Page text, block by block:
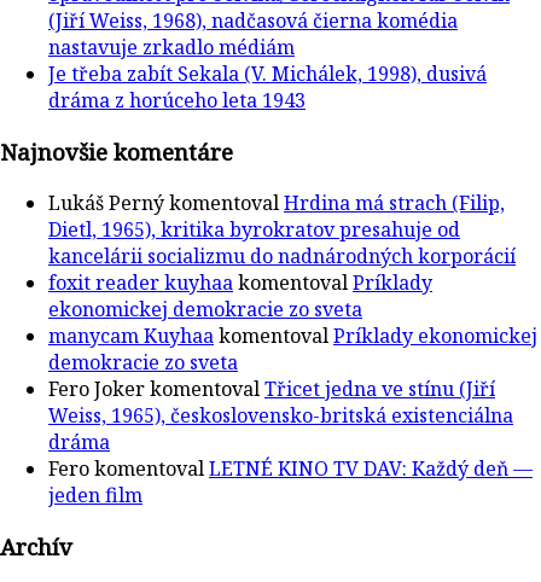
(Jiří Weiss, 1968), nadčasová čierna komédia
nastavuje zrkadlo médiám
Je třeba zabít Sekala (V. Michálek, 1998), dusivá
dráma z horúceho leta 1943
Najnovšie komentáre
Lukáš PernýkomentovalHrdina má strach (Filip,
Dietl, 1965), kritika byrokratov presahuje od
kancelárii socializmu do nadnárodných korporácií
foxit reader kuyhaakomentovalPríklady
ekonomickej demokracie zo sveta
manycam KuyhaakomentovalPríklady ekonomickej
demokracie zo sveta
Fero JokerkomentovalTřicet jedna ve stínu (Jiří
Weiss, 1965), československo-britská existenciálna
dráma
FerokomentovalLETNÉ KINO TV DAV: Každý deň —
jeden film
Archív